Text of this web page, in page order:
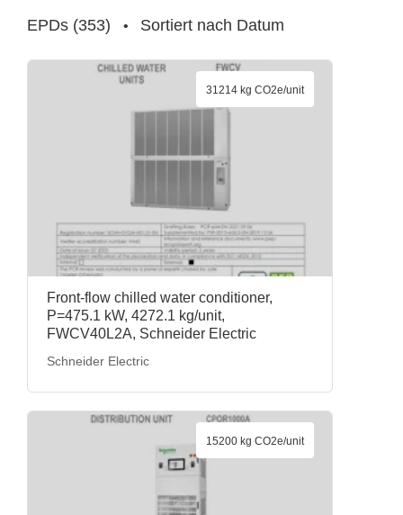
EPDs (353) • Sortiert nach Datum
Front-flow chilled water conditioner,
P=475.1 kW, 4272.1 kg/unit,
FWCV40L2A, Schneider Electric
Schneider Electric
31214 kg CO2e/unit
15200 kg CO2e/unit